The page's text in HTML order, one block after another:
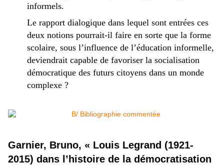
informels.
Le rapport dialogique dans lequel sont entrées ces
deux notions pourrait-il faire en sorte que la forme
scolaire, sous l’influence de l’éducation informelle,
deviendrait capable de favoriser la socialisation
démocratique des futurs citoyens dans un monde
complexe ?
Garnier, Bruno, « Louis Legrand (1921-
2015) dans l’histoire de la démocratisation